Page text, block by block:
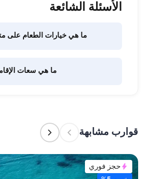
الأسئلة الشائعة
ما هي خيارات الطعام على
ما هي سعات
للإيجارات اليومية، فتنطبق سعة الإبحار.
قوارب مشابهة
حجز فوري